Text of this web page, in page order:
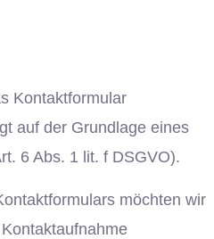
Kontaktformular
auf der Grundlage eines
6 Abs. 1 lit. f DSGVO).
möchten wir